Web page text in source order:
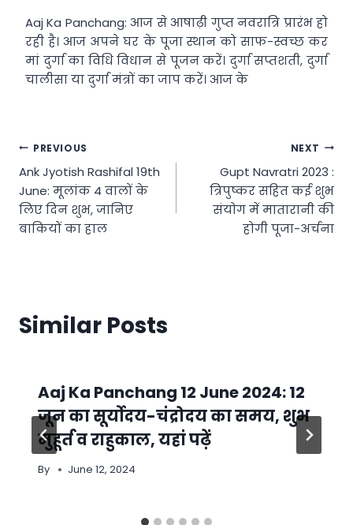
Aaj Ka Panchang: आज से आषाढ़ी गुप्त नवरात्रि प्रारंभ हो
रही है। आज अपने घर के पूजा स्थान को साफ-स्वच्छ कर
मां दुर्गा का विधि विधान से पूजन करें। दुर्गा सप्तशती, दुर्गा
चालीसा या दुर्गा मंत्रों का जाप करें। आज के
Post
navigation
PREVIOUS
Ank Jyotish Rashifal 19th
June: मूलांक 4 वालों के
लिए दिन शुभ, जानिए
बाकियों का हाल
NEXT
Gupt Navratri 2023 :
त्रिपुष्कर सहित कई शुभ
संयोग में मातारानी की
होगी पूजा-अर्चना
Similar Posts
Aaj Ka Panchang 12 June 2024: 12
जून का सूर्योदय-चंद्रोदय का समय, शुभ
मुहूर्त व राहुकाल, यहां पढ़ें
By June 12, 2024